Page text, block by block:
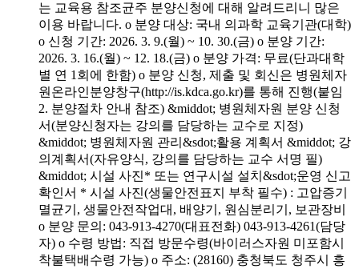
는 교육용 참조균주 분양신청에 대해 알려드리니 많은
이용 바랍니다. o 분양 대상: 국내 의과학 교육기관(대학)
o 신청 기간: 2026. 3. 9.(월) ~ 10. 30.(금) o 분양 기간:
2026. 3. 16.(월) ~ 12. 18.(금) o 분양 가격: 무료(단과대학
별 연 1회에 한함) o 분양 신청, 제출 및 회신은 병원체자
원온라인분양창구(http://is.kdca.go.kr)를 통해 진행(붙임
2. 분양절차 안내 참조) &middot; 병원체자원 분양 신청
서(분양신청자는 강의를 담당하는 교수로 지정)
&middot; 병원체자원 관리&sdot;활용 계획서 &middot; 강
의계획서(자유양식, 강의를 담당하는 교수 서명 필)
&middot; 시설 사진* 또는 연구시설 설치&sdot;운영 신고
확인서 * 시설 사진(생물안전표지 부착 필수) : 고압증기
멸균기, 생물안전작업대, 배양기, 원심분리기, 보관장비
o 분양 문의: 043-913-4270(대표전화) 043-913-4261(담당
자) o 수령 방법: 직접 방문수령(바이러스자원 미포함시
착불택배수령 가능) o 주소: (28160) 충청북도 청주시 흥